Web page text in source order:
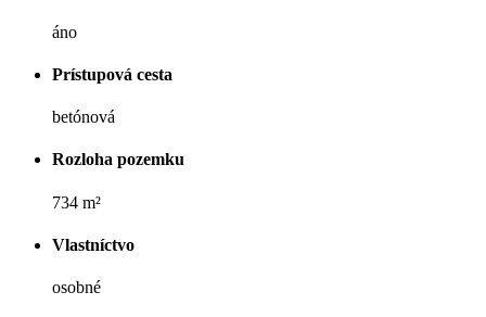
áno
Prístupová cesta
betónová
Rozloha pozemku
734 m²
Vlastníctvo
osobné